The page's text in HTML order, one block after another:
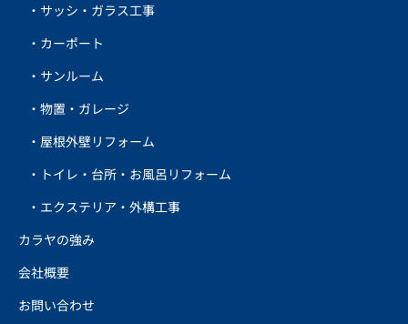
サッシ・ガラス工事
カーポート
サンルーム
物置・ガレージ
屋根外壁リフォーム
トイレ・台所・お風呂リフォーム
エクステリア・外構工事
カラヤの強み
会社概要
お問い合わせ